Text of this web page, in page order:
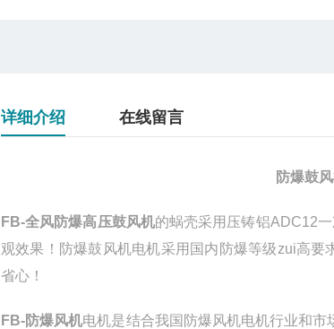
详细介绍 在线留言
防爆鼓
FB-全风防爆高压鼓风机的蜗壳采用压铸铝ADC12
观效果！防爆鼓风机电机采用国内防爆等级zui高
省心！
FB-防爆风机电机是结合我国防爆风机电机行业和